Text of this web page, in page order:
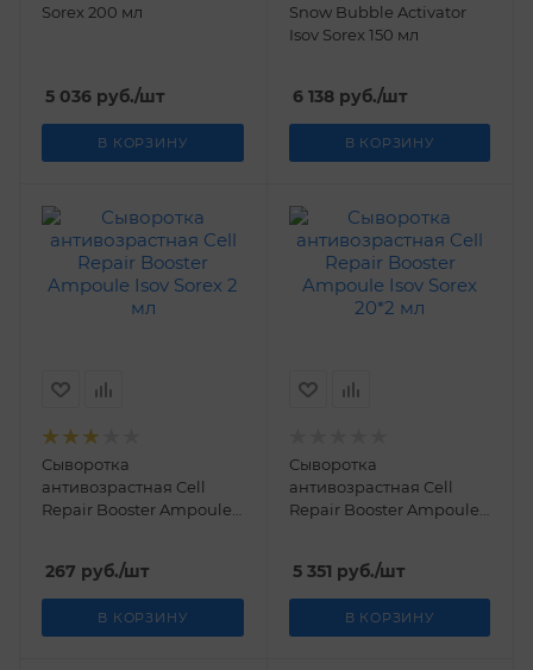
Sorex 200 мл
5 036 руб./шт
В КОРЗИНУ
Snow Bubble Activator
Isov Sorex 150 мл
6 138руб./шт
В КОРЗИНУ
Сыворотка
антивозрастная Cell
Repair Booster Ampoule
267 руб./шт
В КОРЗИНУ
Сыворотка
антивозрастная Cell
Repair Booster Ampoule
5 351 руб./шт
В КОРЗИНУ